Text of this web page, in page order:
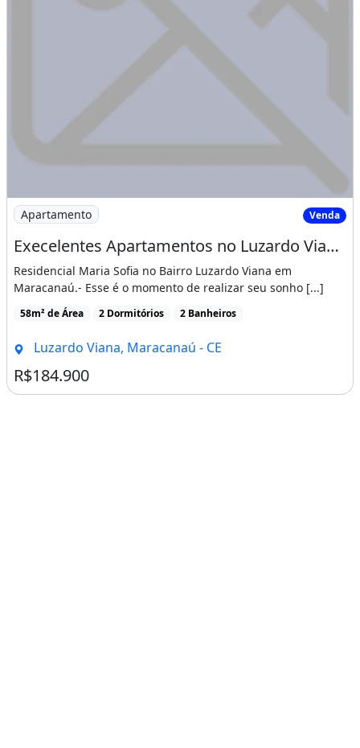
Imagem: Execelentes Apartamentos no Luzardo Viana
Apartamento Venda
Execelentes Apartamentos no Luzardo Viana com 2 Suítes
Residencial Maria Sofia no Bairro Luzardo Viana em
Maracanaú.- Esse é o momento de realizar seu sonho [...]
58m² de Área 2 Dormitórios 2 Banheiros
Luzardo Viana, Maracanaú - CE
R$184.900